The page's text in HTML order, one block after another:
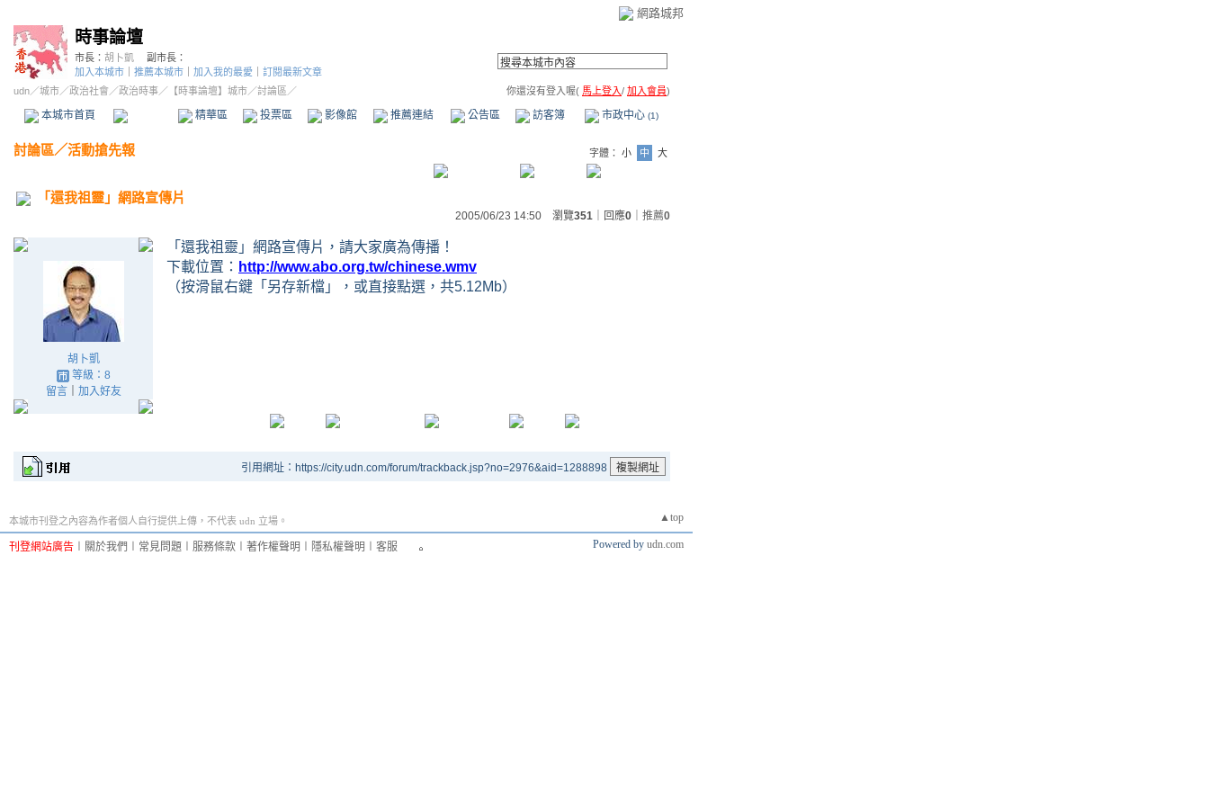
網路城邦
時事論壇
市長： 胡卜凱
副市長：
加入本城市
推薦本城市 加入我的最愛
訂閱最新文章
udn／城市／政治社會 ／政治時事／ 【時事論壇】城市／討論區／ 你還沒有登入喔( 馬上登入/ 加入會員)
本城市首頁 精華區 投票區 影像館 推薦連結 公告區 訪客簿 市政中心 (1)
討論區／活動搶先報 字體： 小 中 大
「還我祖靈」網路宣傳片
2005/06/23 14:50 瀏覽351 ｜回應0 推薦0
胡卜凱
等級：8
留言｜ 加入好友
「還我祖靈」網路宣傳片，請大家廣為傳播！
下載位置： http://www.abo.org.tw/chinese.wmv
（按滑鼠右鍵「另存新檔」，或直接點選，共5.12Mb）
引用網址：https://city.udn.com/forum/trackback.jsp?no=2976&aid=1288898
▲top
本城市刊登之內容為作者個人自行提供上傳，不代表 udn 立場。
刊登網站廣告 關於我們 常見問題 服務條款 著作權聲明 隱私權聲明 客服 Powered by udn.com